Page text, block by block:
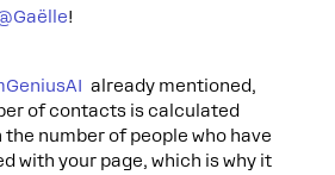
!
already mentioned,
of contacts is calculated
the number of people who have
with your page, which is why it